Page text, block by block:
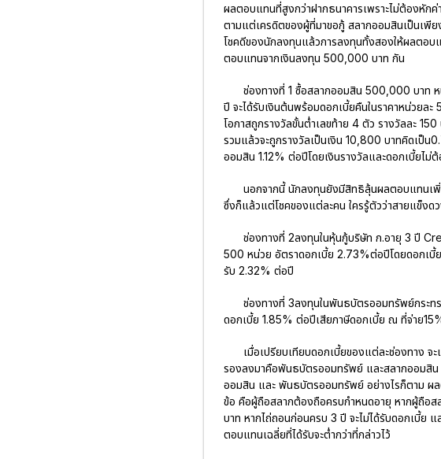
ผลตอบแทนที่สูงกว่าฝากธนาคารเพราะไม่ต้องหัก
ตามแต่เครดิตของผู้ที่มาขอกู้ สลากออมสินเป็นเพี
โชคดีของนักลงทุนแล้วการลงทุนทั้งสองให้ผลตอบ
ตอบแทนจากเงินลงทุน 500,000 บาท กัน
ช่องทางที่ 1 ซื้อสลากออมสิน 500,000 บาท
ปี จะได้รับเงินต้นพร้อมดอกเบี้ยคืนในราคาหน่วย
โอกาสถูกรางวัลขั้นต่ำเลขท้าย 4 ตัว รางวัลละ
รวมแล้วจะถูกรางวัลเป็นเงิน 10,800 บาทคิดเป็
ออมสิน 1.12% ต่อปีโดยเงินรางวัลและดอกเบี้ยไม่
นอกจากนี้ นักลงทุนยังมีสิทธิลุ้นผลตอบแทนเพิ่
ซึ่งก็แล้วแต่โชคของแต่ละคน ใครรู้ตัวว่าสายแข็งด
ช่องทางที่ 2ลงทุนในหุ้นกู้บริษัท ก.อายุ 3 ปี
500 หน่วย อัตราดอกเบี้ย 2.73%ต่อปีโดยดอกเบี้
รับ 2.32% ต่อปี
ช่องทางที่ 3ลงทุนในพันธบัตรออมทรัพย์กระท
ดอกเบี้ย 1.85% ต่อปีเสียภาษีดอกเบี้ย ณ ที่จ่าย
เมื่อเปรียบเทียบดอกเบี้ยของแต่ละช่องทาง จ
รองลงมาคือพันธบัตรออมทรัพย์ และสลากออมสิน
ออมสิน และ พันธบัตรออมทรัพย์ อย่างไรก็ตาม ผ
ข้อ คือผู้ถือสลากต้องถือครบกำหนดอายุ หากผู้ถือส
บาท หากไถ่ถอนก่อนครบ 3 ปี จะไม่ได้รับดอกเบี้ย
ตอบแทนเฉลี่ยที่ได้รับจะต่ำกว่าที่กล่าวไว้